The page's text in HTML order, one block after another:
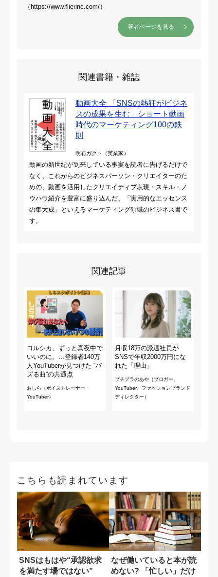
（https://www.flierinc.com/）
著者ページを見る
関連書籍・雑誌
動画大全 「SNSの熱狂がビジネ
スの成果を生む」ショート動画
時代のマーケティング100の鉄
則
明石ガクト（実業家）
動画の新世紀が到来している事実を読者に告げるだけで
なく、これからのビジネスパーソン・クリエイターのた
めの、動画を活用したクリエイティブ表現・スキル・ノ
ウハウ紹介を豊富に盛り込んだ、「実用的なエッセンス
の集大成」といえるマーケティング領域のビジネス書で
す。
関連記事
ヨルシカ、ずっと真夜中で
いいのに。…登録者140万
人YouTuberが見つけた “バ
ズる曲”の共通点
おしら（ボイストレーナー・
YouTuber）
月収18万の派遣社員が
SNSで年収2000万円にな
れた「理由」
プチプラのあや（ブロガー、
YouTuber、ファッションブランド
ディレクター）
こちらも読まれています
SNSはもはや“承認欲求
を満たす場ではない”
なぜ働いていると本が読
めない? 「忙しい」だけ